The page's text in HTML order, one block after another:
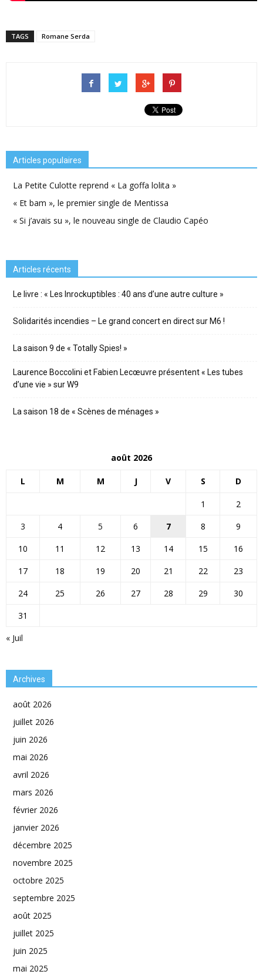
TAGS Romane Serda
Articles populaires
La Petite Culotte reprend « La goffa lolita »
« Et bam », le premier single de Mentissa
« Si j’avais su », le nouveau single de Claudio Capéo
Articles récents
Le livre : « Les Inrockuptibles : 40 ans d’une autre culture »
Solidarités incendies – Le grand concert en direct sur M6 !
La saison 9 de « Totally Spies! »
Laurence Boccolini et Fabien Lecœuvre présentent « Les tubes
d’une vie » sur W9
La saison 18 de « Scènes de ménages »
août 2026
L M M J V S D
« Juil
1
2
3
4 5 6 7 8
9
10
11 12 13 14 15
16
17
18 19 20 21 22
23
24
25 26 27 28 29
30
31
Archives
août 2026
juillet 2026
juin 2026
mai 2026
avril 2026
mars 2026
février 2026
janvier 2026
décembre 2025
novembre 2025
octobre 2025
septembre 2025
août 2025
juillet 2025
juin 2025
mai 2025